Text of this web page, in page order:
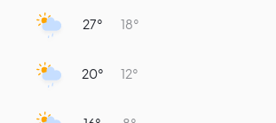
27° 18°
20° 12°